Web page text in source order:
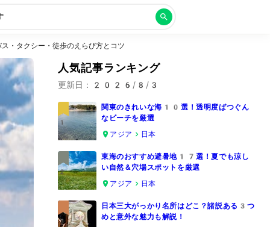
・タクシー・徒歩のえらび方とコツ
人気記事ランキング
更新日： 2026/8/3
1
関東のきれいな海10選！透明度ばつぐん
なビーチを厳選
アジア
日本
2
東海のおすすめ避暑地17選！夏でも涼し
い自然＆穴場スポットを厳選
アジア
日本
3
日本三大がっかり名所はどこ？諸説ある3つ
めと意外な魅力も解説！